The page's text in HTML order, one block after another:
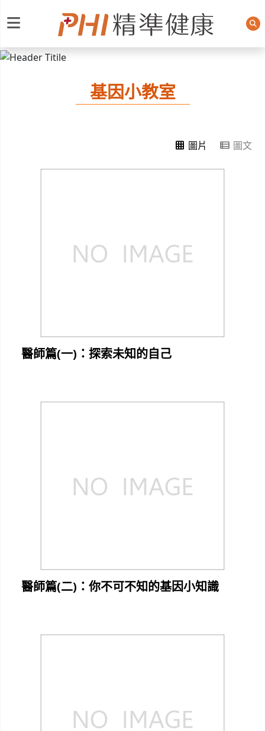
PHI精準健康
基因小教室
grid_on 圖片 view_list 圖文
醫師篇(一)：探索未知的自己
醫師篇(二)：你不可不知的基因小知識